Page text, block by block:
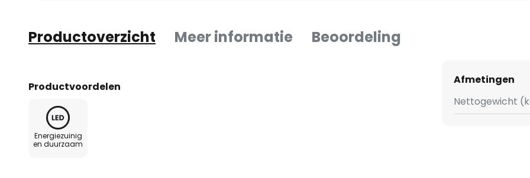
Productoverzicht Meer informatie Beoordeling
Productvoordelen
Energiezuinig
en duurzaam
Afmetingen
Nettogewicht